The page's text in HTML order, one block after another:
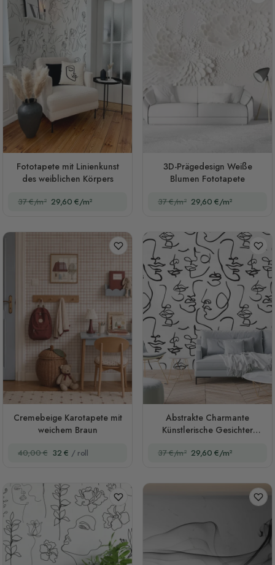
Fototapete mit Linienkunst
des weiblichen Körpers
37 €/m² 29,60 €/m²
3D-Prägedesign Weiße
Blumen Fototapete
37 €/m² 29,60 €/m²
Cremebeige Karotapete mit
weichem Braun
40,00 € 32 € / roll
Abstrakte Charmante
Künstlerische Gesichter
37 €/m² 29,60 €/m²